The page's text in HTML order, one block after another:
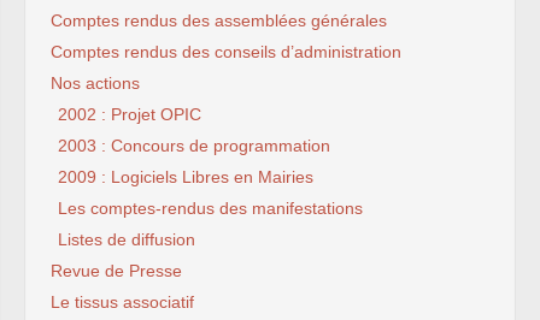
Comptes rendus des assemblées générales
Comptes rendus des conseils d’administration
Nos actions
2002 : Projet OPIC
2003 : Concours de programmation
2009 : Logiciels Libres en Mairies
Les comptes-rendus des manifestations
Listes de diffusion
Revue de Presse
Le tissus associatif